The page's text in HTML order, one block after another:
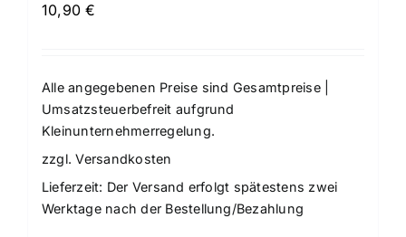
10,90€
Alle angegebenen Preise sind Gesamtpreise |
Umsatzsteuerbefreit aufgrund
Kleinunternehmerregelung.
zzgl.Versandkosten
Lieferzeit: Der Versand erfolgt spätestens zwei
Werktage nach der Bestellung/Bezahlung